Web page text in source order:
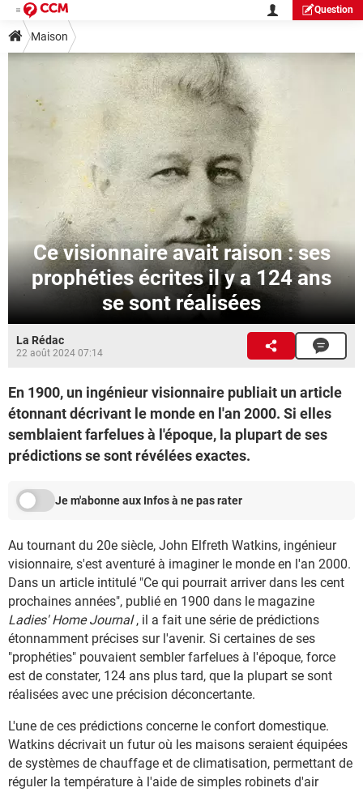
Question
Maison
Ce visionnaire avait raison : ses
prophéties écrites il y a 124 ans
se sont réalisées
La Rédac
22 août 2024 07:14
En 1900, un ingénieur visionnaire publiait un article
étonnant décrivant le monde en l'an 2000. Si elles
semblaient farfelues à l'époque, la plupart de ses
prédictions se sont révélées exactes.
Je m'abonne aux Infos à ne pas rater
Au tournant du 20e siècle, John Elfreth Watkins, ingénieur
visionnaire, s'est aventuré à imaginer le monde en l'an 2000.
Dans un article intitulé "Ce qui pourrait arriver dans les cent
prochaines années", publié en 1900 dans le magazine
Ladies' Home Journal, il a fait une série de prédictions
étonnamment précises sur l'avenir. Si certaines de ses
"prophéties" pouvaient sembler farfelues à l'époque, force
est de constater, 124 ans plus tard, que la plupart se sont
réalisées avec une précision déconcertante.
L'une de ces prédictions concerne le confort domestique.
Watkins décrivait un futur où les maisons seraient équipées
de systèmes de chauffage et de climatisation, permettant de
réguler la température à l'aide de simples robinets d'air